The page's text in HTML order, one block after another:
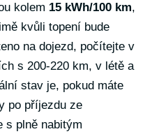
kolem 15 kWh/100 km,
kvůli topení bude
na dojezd, počítejte v
s 200-220 km, v létě a
stav je, pokud máte
po příjezdu ze
s plně nabitým